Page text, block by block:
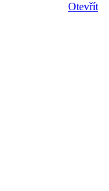
Otevřít